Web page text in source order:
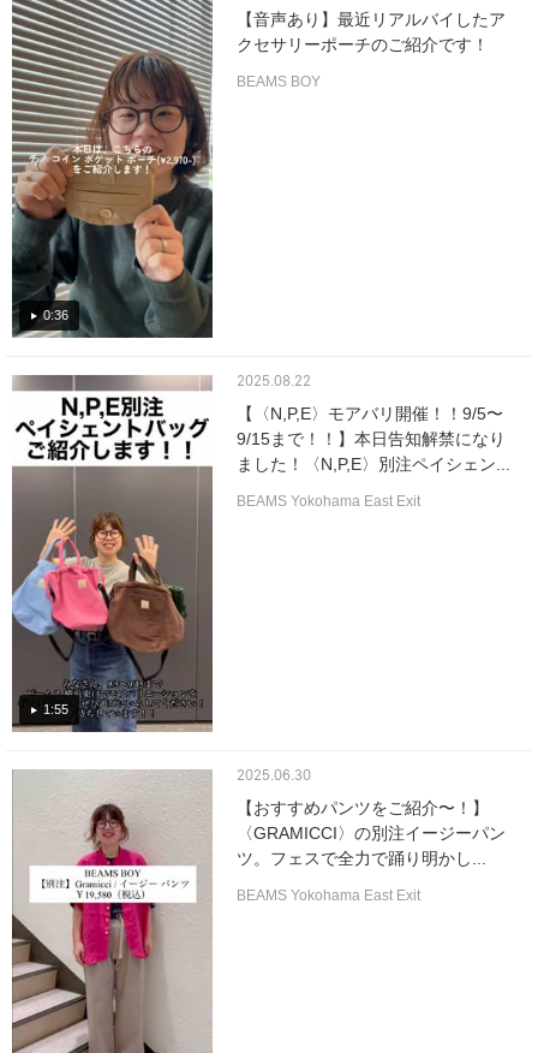
0:36
【音声あり】最近リアルバイしたア
クセサリーポーチのご紹介です！
BEAMS BOY
1:55
2025.08.22
【〈N,P,E〉モアバリ開催！！9/5〜
9/15まで！！】本日告知解禁になり
ました！〈N,P,E〉別注ペイシェン...
BEAMS Yokohama East Exit
2025.06.30
【おすすめパンツをご紹介〜！】
〈GRAMICCI〉の別注イージーパン
ツ。フェスで全力で踊り明かし...
BEAMS Yokohama East Exit